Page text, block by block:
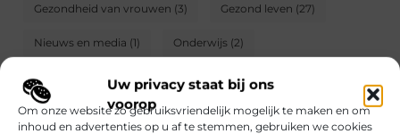
Uw privacy staat bij ons
voorop
Om onze website zo gebruiksvriendelijk mogelijk te maken en om
inhoud en advertenties op u af te stemmen, gebruiken we cookies
Gezondheid van vrouwen (3) Gezond leven (27)
Nieuws en media (1) Onderwijs (2)
Producten en winkelen Schoonheid
Voeding(1) Zintuigen(6)